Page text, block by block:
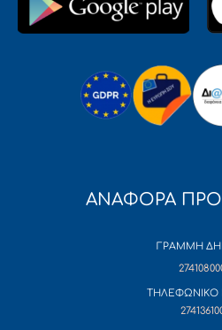
ΑΝΑΦΟΡΑ
ΓΡΑΜΜΗ
ΤΗΛΕΦΩΝΙΚΟ